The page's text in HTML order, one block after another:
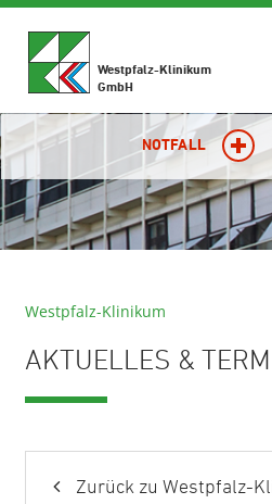
Westpfalz-Klinikum
GmbH
NOTFALL
Westpfalz-Klinikum
AKTUELLES &
Zurück zu Westpfalz-